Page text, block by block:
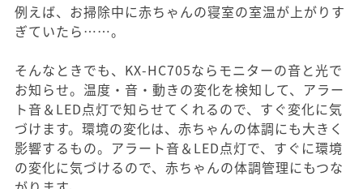
例えば、お掃除中に赤ちゃんの寝室の室温が上がりす
ぎていたら……。
そんなときでも、KX-HC705ならモニターの音と光で
お知らせ。温度・音・動きの変化を検知して、アラー
ト音＆LED点灯で知らせてくれるので、すぐ変化に気
づけます。環境の変化は、赤ちゃんの体調にも大きく
影響するもの。アラート音＆LED点灯で、すぐに環境
の変化に気づけるので、赤ちゃんの体調管理にもつな